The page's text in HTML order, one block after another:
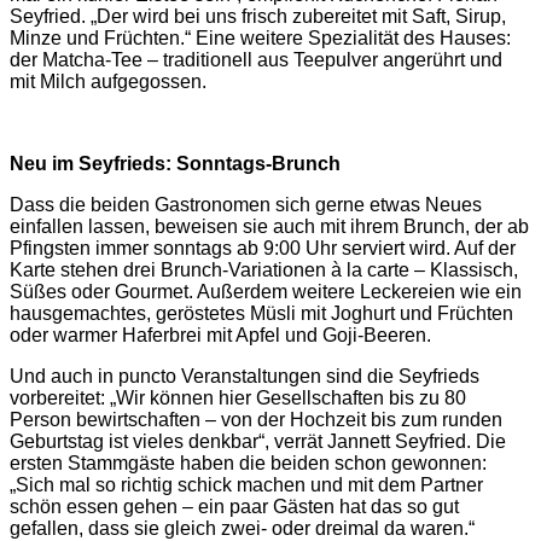
Seyfried. „Der wird bei uns frisch zubereitet mit Saft, Sirup,
Minze und Früchten.“ Eine weitere Spezialität des Hauses:
der Matcha-Tee – traditionell aus Teepulver angerührt und
mit Milch aufgegossen.
Neu im Seyfrieds: Sonntags-Brunch
Dass die beiden Gastronomen sich gerne etwas Neues
einfallen lassen, beweisen sie auch mit ihrem Brunch, der ab
Pfingsten immer sonntags ab 9:00 Uhr serviert wird. Auf der
Karte stehen drei Brunch-Variationen à la carte – Klassisch,
Süßes oder Gourmet. Außerdem weitere Leckereien wie ein
hausgemachtes, geröstetes Müsli mit Joghurt und Früchten
oder warmer Haferbrei mit Apfel und Goji-Beeren.
Und auch in puncto Veranstaltungen sind die Seyfrieds
vorbereitet: „Wir können hier Gesellschaften bis zu 80
Person bewirtschaften – von der Hochzeit bis zum runden
Geburtstag ist vieles denkbar“, verrät Jannett Seyfried. Die
ersten Stammgäste haben die beiden schon gewonnen:
„Sich mal so richtig schick machen und mit dem Partner
schön essen gehen – ein paar Gästen hat das so gut
gefallen, dass sie gleich zwei- oder dreimal da waren.“